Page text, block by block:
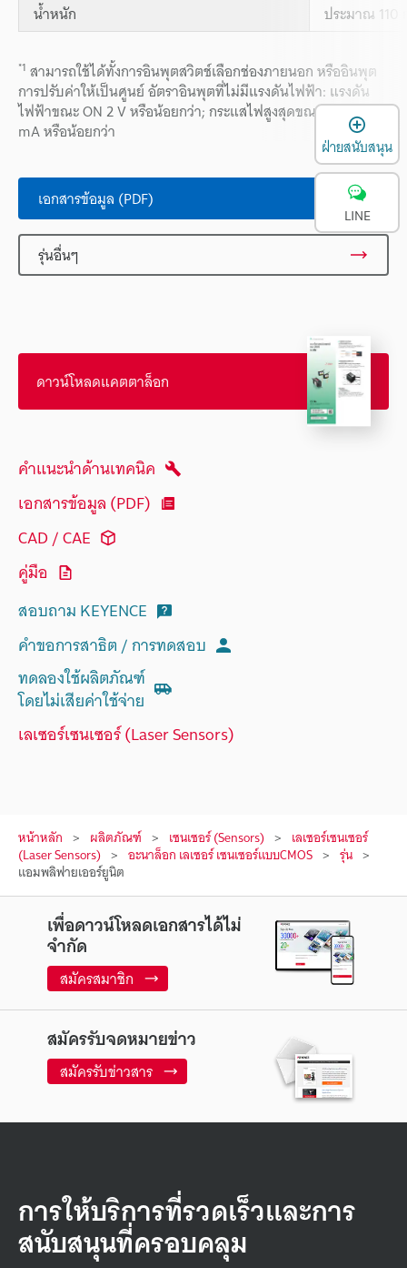
น้ำหนัก ประมาณ 110
*1 สามารถใช้ได้ทั้งการอินพุตสวิตช์เลือกช่องภายนอก หรืออินพุต
การปรับค่าให้เป็นศูนย์ อัตราอินพุตที่ไม่มีแรงดันไฟฟ้า: แรงดัน
ไฟฟ้าขณะ ON 2 V หรือน้อยกว่า; กระแสไฟสูงสุดขณะ OFF 0.05
mA หรือน้อยกว่า
เอกสารข้อมูล (PDF)
รุ่นอื่นๆ
ดาวน์โหลดแคตตาล็อก
คำแนะนำด้านเทคนิค
เอกสารข้อมูล (PDF)
CAD / CAE
คู่มือ
สอบถาม KEYENCE
คำขอการสาธิต / การทดสอบ
ทดลองใช้ผลิตภัณฑ์
โดยไม่เสียค่าใช้จ่าย
เลเซอร์เซนเซอร์ (Laser Sensors)
หน้าหลัก ผลิตภัณฑ์ เซนเซอร์ (Sensors) เลเซอร์เซนเซอร์
(Laser Sensors) อะนาล็อก เลเซอร์ เซนเซอร์แบบCMOS รุ่น
แอมพลิฟายเออร์ยูนิต
เพื่อดาวน์โหลดเอกสารได้ไม่
จำกัด
สมัครสมาชิก
สมัครรับจดหมายข่าว
สมัครรับข่าวสาร
การให้บริการที่รวดเร็วและการ
สนับสนุนที่ครอบคลุม
ฝ่ายสนับสนุน
LINE